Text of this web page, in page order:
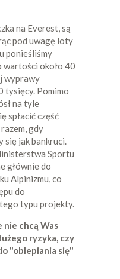
na Everest, są
pod uwagę loty
ponieśliśmy
około 40
wyprawy
tysięcy. Pomimo
na tyle
spłacić część
gdy
się jak bankruci.
Sportu
głównie do
Alpinizmu, co
do
typu projekty.
nie chcą Was
ryzyka, czy
"oblepiania się"